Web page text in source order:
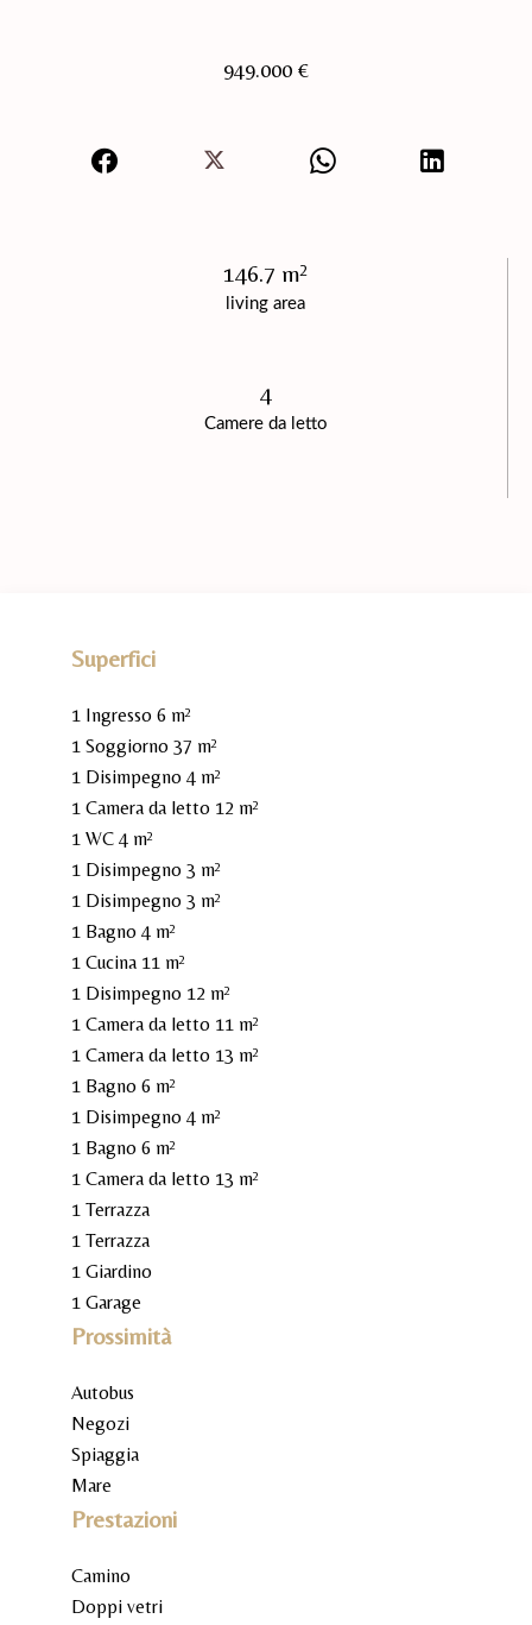
living area
146.7 m²
Camere da letto
4
949.000 €
Superfici
1 Ingresso 6 m²
1 Soggiorno 37 m²
1 Disimpegno 4 m²
1 Camera da letto 12 m²
1 WC 4 m²
1 Disimpegno 3 m²
1 Disimpegno 3 m²
1 Bagno 4 m²
1 Cucina 11 m²
1 Disimpegno 12 m²
1 Camera da letto 11 m²
1 Camera da letto 13 m²
1 Bagno 6 m²
1 Disimpegno 4 m²
1 Bagno 6 m²
1 Camera da letto 13 m²
1 Terrazza
1 Terrazza
1 Giardino
1 Garage
Prossimità
Autobus
Negozi
Spiaggia
Mare
Prestazioni
Camino
Doppi vetri